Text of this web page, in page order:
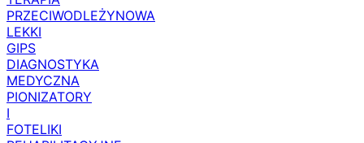
PRZECIWODLEŻYNOWA
LEKKI
GIPS
DIAGNOSTYKA
MEDYCZNA
PIONIZATORY
I
FOTELIKI